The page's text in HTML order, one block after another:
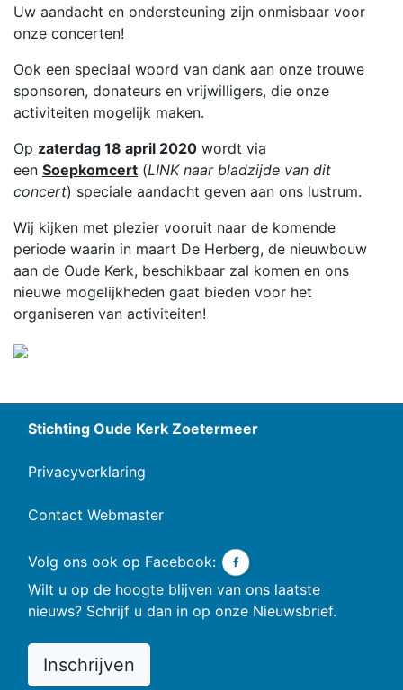
Uw aandacht en ondersteuning zijn onmisbaar voor
onze concerten!
Ook een speciaal woord van dank aan onze trouwe
sponsoren, donateurs en vrijwilligers, die onze
activiteiten mogelijk maken.
Op zaterdag 18 april 2020 wordt via
een Soepkomcert (LINK naar bladzijde van dit
concert) speciale aandacht geven aan ons lustrum.
Wij kijken met plezier vooruit naar de komende
periode waarin in maart De Herberg, de nieuwbouw
aan de Oude Kerk, beschikbaar zal komen en ons
nieuwe mogelijkheden gaat bieden voor het
organiseren van activiteiten!
Stichting Oude Kerk Zoetermeer
Privacyverklaring
Contact Webmaster
Volg ons ook op Facebook:
Wilt u op de hoogte blijven van ons laatste
nieuws? Schrijf u dan in op onze Nieuwsbrief.
Inschrijven